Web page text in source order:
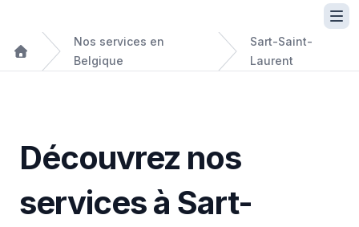
Nos services en
Belgique
Sart-Saint-
Laurent
Découvrez nos
services à Sart-